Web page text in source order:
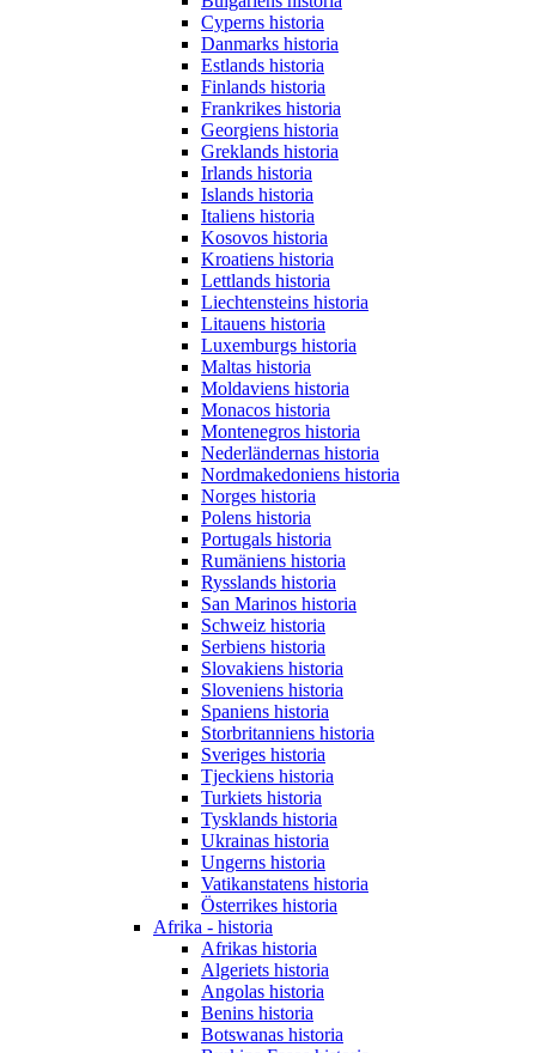
Cyperns historia
Danmarks historia
Estlands historia
Finlands historia
Frankrikes historia
Georgiens historia
Greklands historia
Irlands historia
Islands historia
Italiens historia
Kosovos historia
Kroatiens historia
Lettlands historia
Liechtensteins historia
Litauens historia
Luxemburgs historia
Maltas historia
Moldaviens historia
Monacos historia
Montenegros historia
Nederländernas historia
Nordmakedoniens historia
Norges historia
Polens historia
Portugals historia
Rumäniens historia
Rysslands historia
San Marinos historia
Schweiz historia
Serbiens historia
Slovakiens historia
Sloveniens historia
Spaniens historia
Storbritanniens historia
Sveriges historia
Tjeckiens historia
Turkiets historia
Tysklands historia
Ukrainas historia
Ungerns historia
Vatikanstatens historia
Österrikes historia
Afrika - historia
Afrikas historia
Algeriets historia
Angolas historia
Benins historia
Botswanas historia